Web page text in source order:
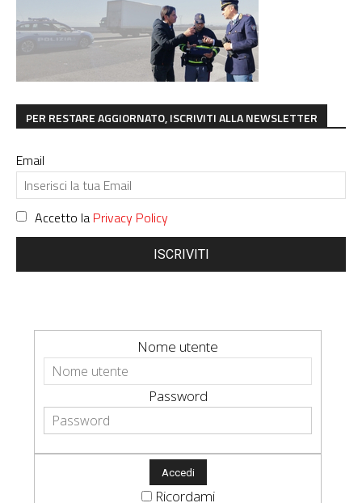
PER RESTARE AGGIORNATO, ISCRIVITI ALLA NEWSLETTER
Email
Accetto la Privacy Policy
ISCRIVITI
Nome utente
Password
Ricordami